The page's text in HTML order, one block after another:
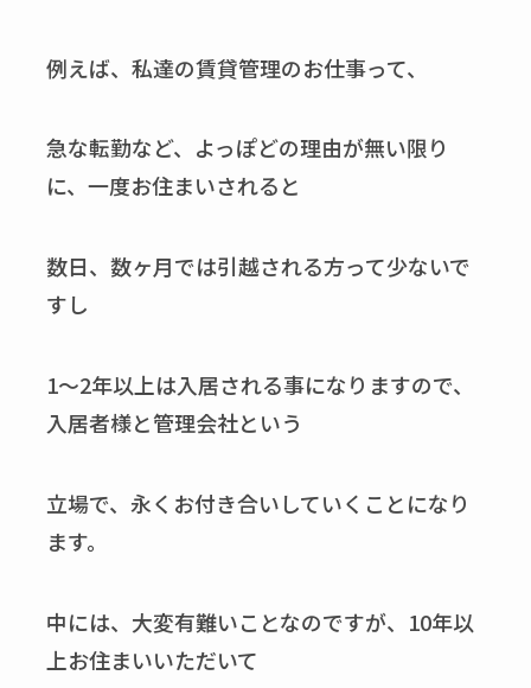
例えば、私達の賃貸管理のお仕事って、
急な転勤など、よっぽどの理由が無い限り
に、一度お住まいされると
数日、数ヶ月では引越される方って少ないで
すし
1～2年以上は入居される事になりますので、
入居者様と管理会社という
立場で、永くお付き合いしていくことになり
ます。
中には、大変有難いことなのですが、10年以
上お住まいいただいて